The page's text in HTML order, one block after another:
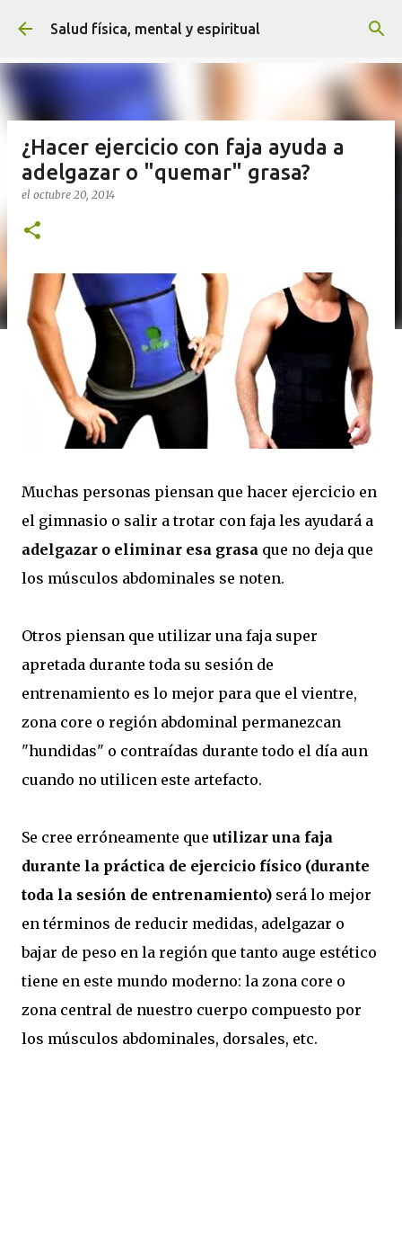
Ir al contenido principal
Salud física, mental y espiritual
¿Hacer ejercicio con faja ayuda a
adelgazar o "quemar" grasa?
el octubre 20, 2014
Muchas personas piensan que hacer ejercicio en
el gimnasio o salir a trotar con faja les ayudará a
adelgazar o eliminar esa grasa que no deja que
los músculos abdominales se noten.
Otros piensan que utilizar una faja super
apretada durante toda su sesión de
entrenamiento es lo mejor para que el vientre,
zona core o región abdominal permanezcan
"hundidas" o contraídas durante todo el día aun
cuando no utilicen este artefacto.
Se cree erróneamente que utilizar una faja
durante la práctica de ejercicio físico (durante
toda la sesión de entrenamiento) será lo mejor
en términos de reducir medidas, adelgazar o
bajar de peso en la región que tanto auge estético
tiene en este mundo moderno: la zona core o
zona central de nuestro cuerpo compuesto por
los músculos abdominales, dorsales, etc.